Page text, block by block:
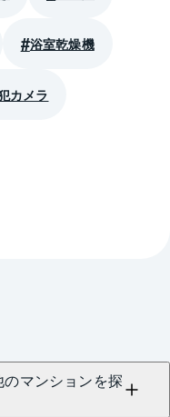
浴室乾燥機
カメラ
マンションを探